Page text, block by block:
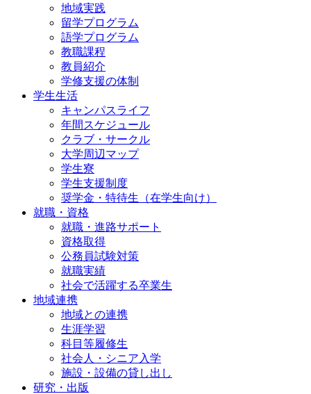
地域実践
留学プログラム
語学プログラム
教職課程
教員紹介
学修支援の体制
学生生活
キャンパスライフ
年間スケジュール
クラブ・サークル
大学周辺マップ
学生寮
学生支援制度
奨学金・特待生（在学生向け）
就職・資格
就職・進路サポート
資格取得
公務員試験対策
就職実績
社会で活躍する卒業生
地域連携
地域との連携
生涯学習
科目等履修生
社会人・シニア入学
施設・設備の貸し出し
研究・出版